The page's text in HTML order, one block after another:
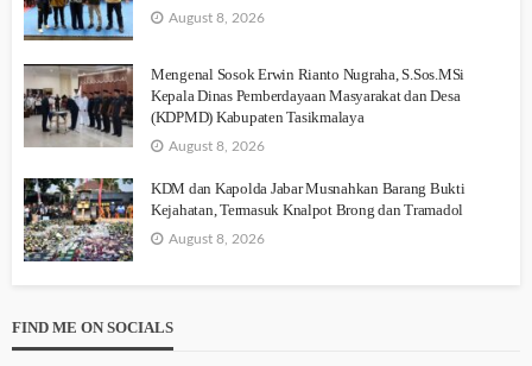
August 8, 2026
Mengenal Sosok Erwin Rianto Nugraha, S.Sos.MSi
Kepala Dinas Pemberdayaan Masyarakat dan Desa
(KDPMD) Kabupaten Tasikmalaya
August 8, 2026
KDM dan Kapolda Jabar Musnahkan Barang Bukti
Kejahatan, Termasuk Knalpot Brong dan Tramadol
August 8, 2026
FIND ME ON SOCIALS